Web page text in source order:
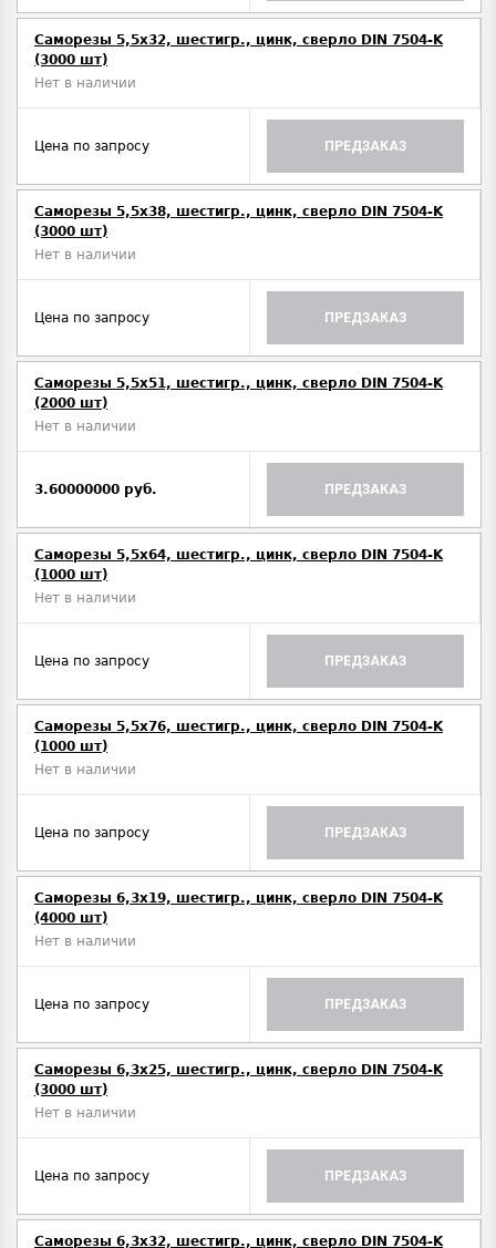
Саморезы 5,5х32, шестигр., цинк, сверло DIN 7504-K
(3000 шт)
Нет в наличии
Цена по запросу ПРЕДЗАКАЗ
Саморезы 5,5х38, шестигр., цинк, сверло DIN 7504-K
(3000 шт)
Нет в наличии
Цена по запросу ПРЕДЗАКАЗ
Саморезы 5,5х51, шестигр., цинк, сверло DIN 7504-K
(2000 шт)
Нет в наличии
3.60000000 руб. ПРЕДЗАКАЗ
Саморезы 5,5х64, шестигр., цинк, сверло DIN 7504-K
(1000 шт)
Нет в наличии
Цена по запросу ПРЕДЗАКАЗ
Саморезы 5,5х76, шестигр., цинк, сверло DIN 7504-K
(1000 шт)
Нет в наличии
Цена по запросу ПРЕДЗАКАЗ
Саморезы 6,3х19, шестигр., цинк, сверло DIN 7504-K
(4000 шт)
Нет в наличии
Цена по запросу ПРЕДЗАКАЗ
Саморезы 6,3х25, шестигр., цинк, сверло DIN 7504-K
(3000 шт)
Нет в наличии
Цена по запросу ПРЕДЗАКАЗ
Саморезы 6,3х32, шестигр., цинк, сверло DIN 7504-K